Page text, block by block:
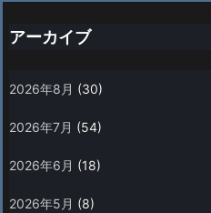
アーカイブ
2026年8月 (30)
2026年7月 (54)
2026年6月 (18)
2026年5月 (8)